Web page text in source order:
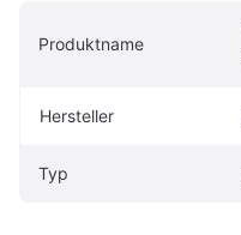
Produktname
Hersteller
Typ